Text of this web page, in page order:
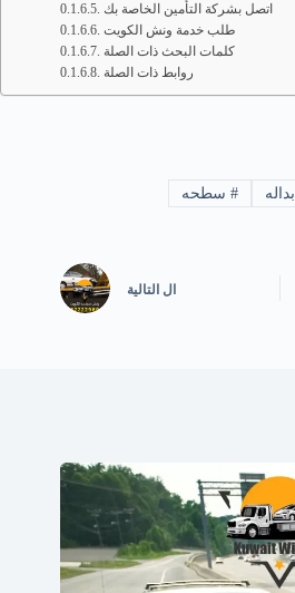
اتصل بشركة التأمين الخاصة بك
طلب خدمة ونش الكويت
كلمات البحث ذات الصلة
روابط ذات الصلة
بداله # سطحه
ال التالية